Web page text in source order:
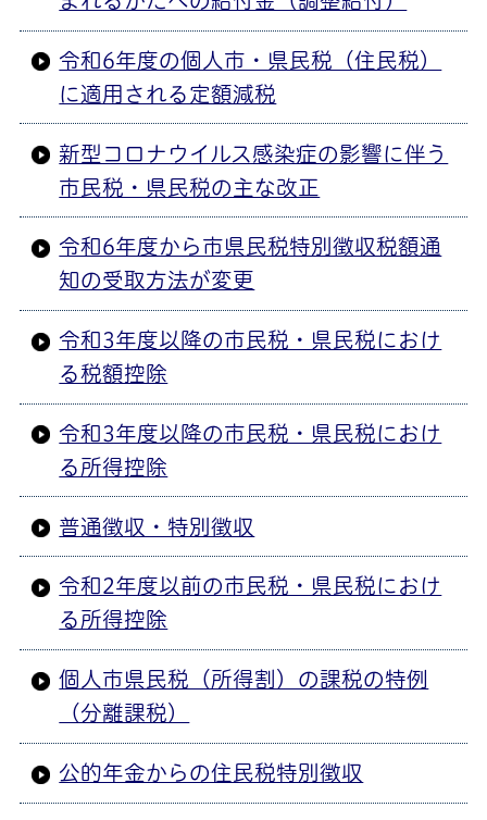
令和6年度の個人市・県民税（住民税）
に適用される定額減税
新型コロナウイルス感染症の影響に伴う
市民税・県民税の主な改正
令和6年度から市県民税特別徴収税額通
知の受取方法が変更
令和3年度以降の市民税・県民税におけ
る税額控除
令和3年度以降の市民税・県民税におけ
る所得控除
普通徴収・特別徴収
令和2年度以前の市民税・県民税におけ
る所得控除
個人市県民税（所得割）の課税の特例
（分離課税）
公的年金からの住民税特別徴収